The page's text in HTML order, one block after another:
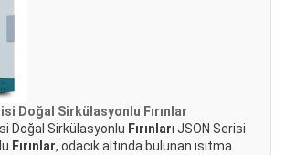
Doğal Sirkülasyonlu Fırınlar
Doğal Sirkülasyonlu Fırınları JSON Serisi
Fırınlar, odacık altında bulunan ısıtma